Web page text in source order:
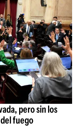
pero sin los
fuego